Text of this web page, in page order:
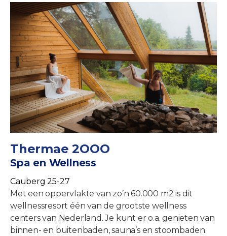
Thermae 2OOO
Spa en Wellness
Cauberg 25-27
Met een oppervlakte van zo’n 60.000 m2 is dit
wellnessresort één van de grootste wellness
centers van Nederland. Je kunt er o.a. genieten van
binnen- en buitenbaden, sauna’s en stoombaden.